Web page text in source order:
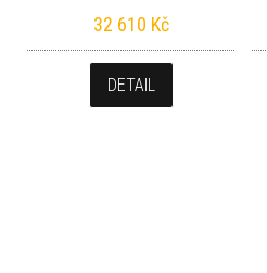
32 610 Kč
DETAIL